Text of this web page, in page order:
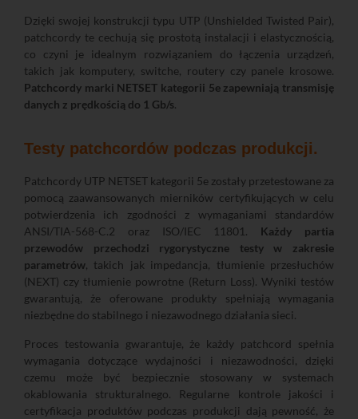
Dzięki swojej konstrukcji typu UTP (Unshielded Twisted Pair),
patchcordy te cechują się prostotą instalacji i elastycznością,
co czyni je idealnym rozwiązaniem do łączenia urządzeń,
takich jak komputery, switche, routery czy panele krosowe.
Patchcordy marki NETSET kategorii 5e zapewniają transmisję
danych z prędkością do 1 Gb/s.
Testy patchcordów podczas produkcji.
Patchcordy UTP NETSET kategorii 5e zostały przetestowane za
pomocą zaawansowanych mierników certyfikujących w celu
potwierdzenia ich zgodności z wymaganiami standardów
ANSI/TIA-568-C.2 oraz ISO/IEC 11801. Każdy partia
przewodów przechodzi rygorystyczne testy w zakresie
parametrów, takich jak impedancja, tłumienie przesłuchów
(NEXT) czy tłumienie powrotne (Return Loss). Wyniki testów
gwarantują, że oferowane produkty spełniają wymagania
niezbędne do stabilnego i niezawodnego działania sieci.
Proces testowania gwarantuje, że każdy patchcord spełnia
wymagania dotyczące wydajności i niezawodności, dzięki
czemu może być bezpiecznie stosowany w systemach
okablowania strukturalnego. Regularne kontrole jakości i
certyfikacja produktów podczas produkcji dają pewność, że